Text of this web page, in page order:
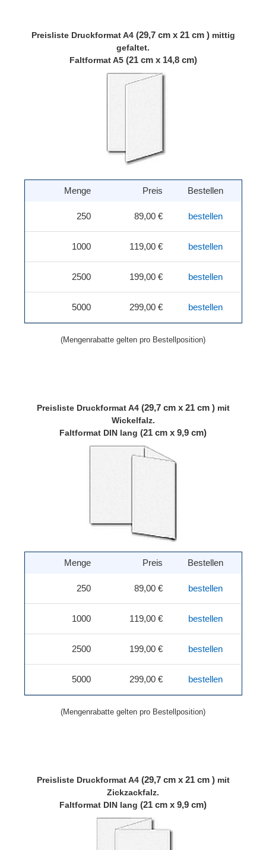
Preisliste Druckformat A4 (29,7 cm x 21 cm )mittig
gefaltet.
Faltformat A5 (21 cm x 14,8 cm)
Menge Preis Bestellen
250 89,00 € bestellen
1000 119,00 € bestellen
2500 199,00 € bestellen
5000 299,00 € bestellen
(Mengenrabatte gelten pro Bestellposition)
Preisliste Druckformat A4 (29,7 cm x 21 cm )mit
Wickelfalz.
Faltformat DIN lang (21 cm x 9,9 cm)
Menge Preis Bestellen
250 89,00 € bestellen
1000 119,00 € bestellen
2500 199,00 € bestellen
5000 299,00 € bestellen
(Mengenrabatte gelten pro Bestellposition)
Preisliste Druckformat A4 (29,7 cm x 21 cm )mit
Zickzackfalz.
Faltformat DIN lang (21 cm x 9,9 cm)